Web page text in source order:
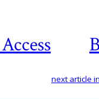
next article